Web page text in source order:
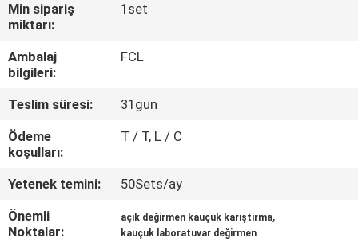
KALITE
KONTROL
BIZIMLE
ILETIŞIME
GEÇIN
HABERLER
Min sipariş
miktarı:
1set
Ambalaj
bilgileri:
FCL
Teslim süresi:
31gün
Ödeme
koşulları:
T / T, L / C
Yetenek temini:
50Sets/ay
Önemli
Noktalar:
açık değirmen kauçuk karıştırma,
kauçuk laboratuvar değirmen